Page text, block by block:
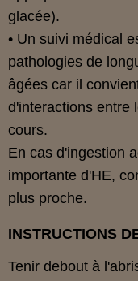
glacée).
• Un suivi médical
pathologies de
âgées car il
d'interactions entre
cours.
En cas d'ingestion
importante d'HE,
plus proche.
INSTRUCTIONS
Tenir debout à